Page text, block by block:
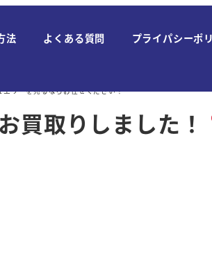
法 よくある質問 プライパシーポ
エリーを売るならお任せください！
買取りしました！